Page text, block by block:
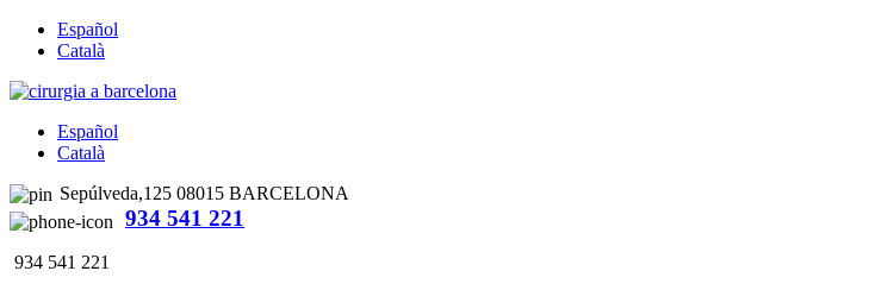
Español
Català
Español
Català
Sepúlveda,125 08015 BARCELONA
934 541 221
934 541 221